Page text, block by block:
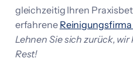
gleichzeitig Ihren
erfahrene
Lehnen Sie sich zurück,
Rest!